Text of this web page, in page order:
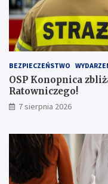
b
ą
a
a
ż
e
r
!
BEZPIECZEŃSTWO
OSP Konopnica
Ratowniczego!
7 sierpnia 2026